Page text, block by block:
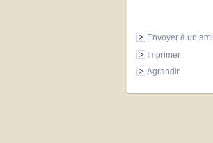
Envoyer à un ami
Imprimer
Agrandir